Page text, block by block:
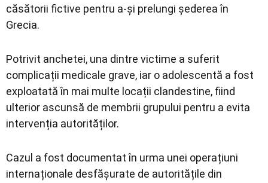
căsătorii fictive pentru a-și prelungi șederea în
Grecia.
Potrivit anchetei, una dintre victime a suferit
complicații medicale grave, iar o adolescentă a fost
exploatată în mai multe locații clandestine, fiind
ulterior ascunsă de membrii grupului pentru a evita
intervenția autorităților.
Cazul a fost documentat în urma unei operațiuni
internaționale desfășurate de autoritățile din